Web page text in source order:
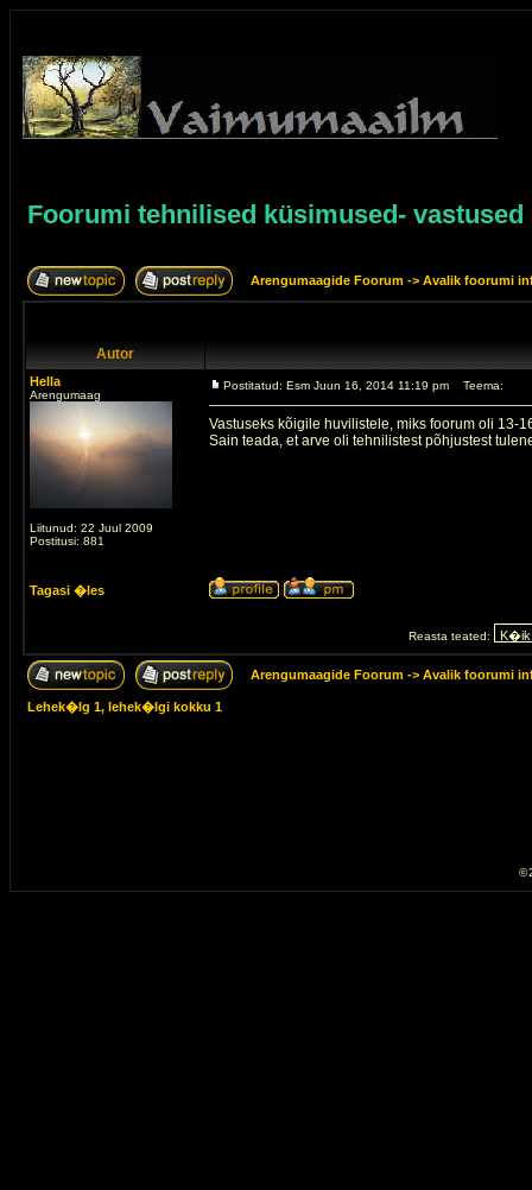
Foorumi tehnilised küsimused- vastused
Arengumaagide Foorum -> Avalik foorumi
Autor
Hella
Arengumaag
Liitunud: 22 Juul 2009
Postitusi: 881
Postitatud: Esm Juun 16, 2014 11:19 pm Teema:
Vastuseks kõigile huvilistele, miks foorum oli 13-
Sain teada, et arve oli tehnilistest põhjustest
Tagasi �les
Reasta teated:
Arengumaagide Foorum -> Avalik foorumi
Lehek�lg 1, lehek�lgi kokku 1
©